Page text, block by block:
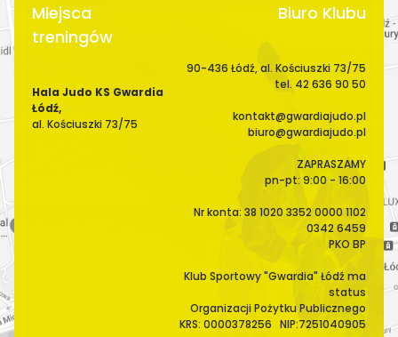
Miejsca
treningów
Hala Judo KS Gwardia
Łódź,
al. Kościuszki 73/75
Biuro Klubu
90-436 Łódź, al. Kościuszki 73/75
tel. 42 636 90 50
kontakt@gwardiajudo.pl
biuro@gwardiajudo.pl
ZAPRASZAMY
pn-pt: 9:00 - 16:00
Nr konta: 38 1020 3352 0000 1102
0342 6459
PKO BP
Klub Sportowy "Gwardia" Łódź ma
status
Organizacji Pożytku Publicznego
KRS: 0000378256 NIP:7251040905